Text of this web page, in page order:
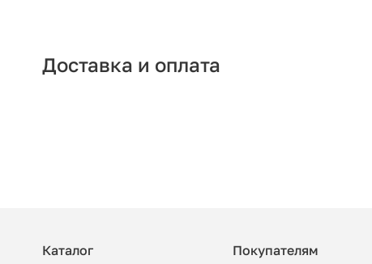
Доставка и оплата
Каталог Покупателям